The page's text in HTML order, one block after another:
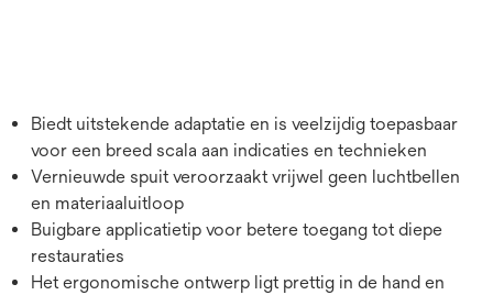
Biedt uitstekende adaptatie en is veelzijdig toepasbaar
voor een breed scala aan indicaties en technieken
Vernieuwde spuit veroorzaakt vrijwel geen luchtbellen
en materiaaluitloop
Buigbare applicatietip voor betere toegang tot diepe
restauraties
Het ergonomische ontwerp ligt prettig in de hand en